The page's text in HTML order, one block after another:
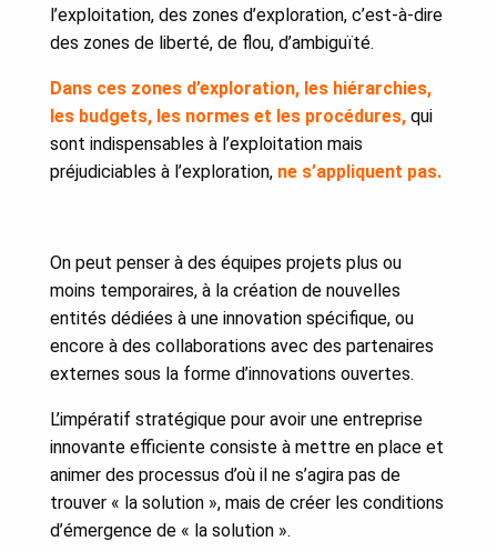
l’exploitation, des zones d’exploration, c’est-à-dire
des zones de liberté, de flou, d’ambiguïté.
Dans ces zones d’exploration, les hiérarchies,
les budgets, les normes et les procédures, qui
sont indispensables à l’exploitation mais
préjudiciables à l’exploration, ne s’appliquent pas.
On peut penser à des équipes projets plus ou
moins temporaires, à la création de nouvelles
entités dédiées à une innovation spécifique, ou
encore à des collaborations avec des partenaires
externes sous la forme d’innovations ouvertes.
L’impératif stratégique pour avoir une entreprise
innovante efficiente consiste à mettre en place et
animer des processus d’où il ne s’agira pas de
trouver « la solution », mais de créer les conditions
d’émergence de « la solution ».